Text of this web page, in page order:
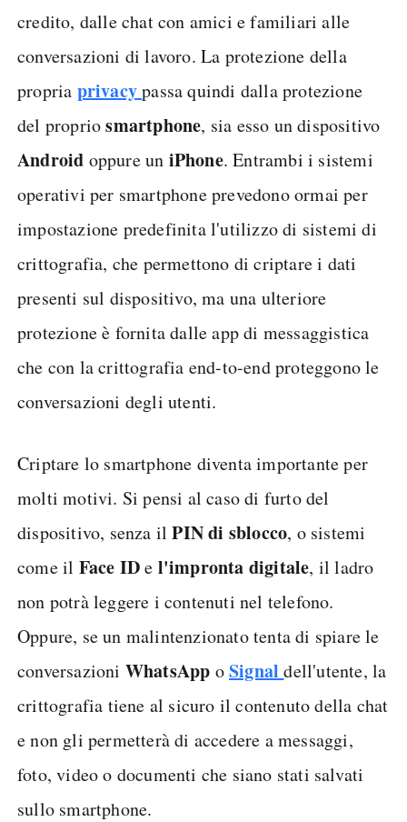
credito, dalle chat con amici e familiari alle
conversazioni di lavoro. La protezione della
propria privacypassa quindi dalla protezione
del propriosmartphone, sia esso un dispositivo
Android oppure un iPhone. Entrambi i sistemi
operativi per smartphone prevedono ormai per
impostazione predefinita l'utilizzo di sistemi di
crittografia, che permettono di criptare i dati
presenti sul dispositivo, ma una ulteriore
protezione è fornita dalle app di messaggistica
che con la crittografia end-to-end proteggono le
conversazioni degli utenti.
Criptare lo smartphone diventa importante per
molti motivi. Si pensi al caso di furto del
dispositivo, senza ilPIN di sblocco, o sistemi
come il Face IDe l'impronta digitale, il ladro
non potrà leggere i contenuti nel telefono.
Oppure, se un malintenzionato tenta di spiare le
conversazioni WhatsApp oSignaldell'utente, la
crittografia tiene al sicuro il contenuto della chat
e non gli permetterà di accedere a messaggi,
foto, video o documenti che siano stati salvati
sullo smartphone.